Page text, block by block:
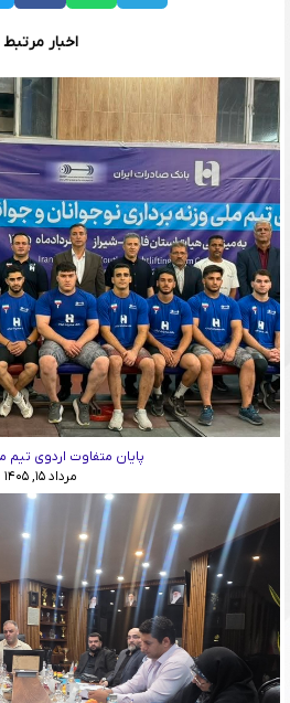
اخبار مرتبط
پایان متفاوت اردوی تیم
مرداد ۱۵, ۱۴۰۵